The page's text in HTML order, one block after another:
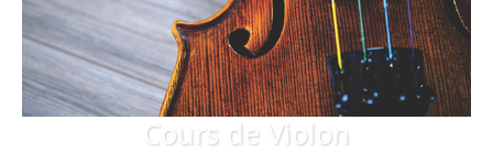
Cours de Violon